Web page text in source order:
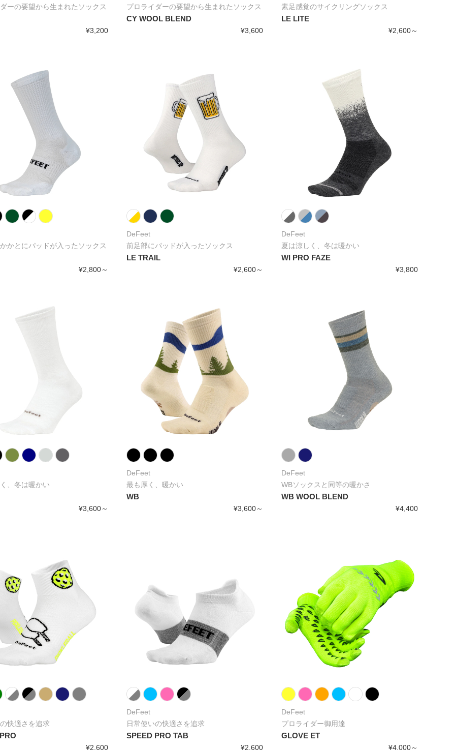
ーの要望から生まれたソックス
¥3,200
プロライダーの要望から生まれたソックス
CY WOOL BLEND
¥3,600
素足感覚のサイクリングソックス
LE LITE
¥2,600～
かとにパッドが入ったソックス
¥2,800～
DeFeet
前足部にパッドが入ったソックス
LE TRAIL
¥2,600～
DeFeet
夏は涼しく、冬は暖かい
WI PRO FAZE
¥3,800
、冬は暖かい
¥3,600～
DeFeet
最も厚く、暖かい
WB
¥3,600～
DeFeet
WBソックスと同等の暖かさ
WB WOOL BLEND
¥4,400
快適さを追求
¥2,600
DeFeet
日常使いの快適さを追求
SPEED PRO TAB
¥2,600
DeFeet
プロライダー御用達
GLOVE ET
¥4,000～